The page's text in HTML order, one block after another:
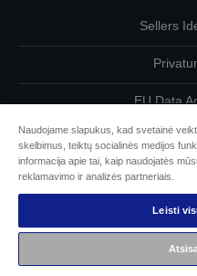
Sellers
EU Data
Susisiekite su
Cookie
„Epson“
© „Seiko
Naudojame slapukus, kad svetainė
skelbimus, teiktų socialinės medijos
informacija apie tai, kaip naudojatės
reklamavimo ir analizės partneriais.
Leisti